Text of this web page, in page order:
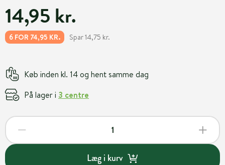
14,95 kr.
6 FOR 74,95 KR. Spar 14,75 kr.
Køb inden kl. 14 og hent samme dag
På lager i 3 centre
Læg i kurv